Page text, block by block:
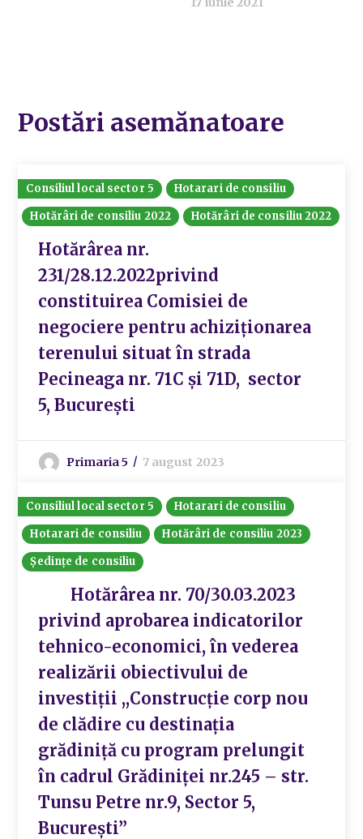
Postări asemănatoare
Consiliul local sector 5
Hotarari de consiliu
Hotărâri de consiliu 2022
Hotărâri de consiliu 2022
Hotărârea nr.
231/28.12.2022privind
constituirea Comisiei de
negociere pentru achiziționarea
terenului situat în strada
Pecineaga nr. 71C și 71D, sector
5, București
Primaria 5 7 august 2023
Consiliul local sector 5
Hotarari de consiliu
Hotarari de consiliu
Hotărâri de consiliu 2023
Ședințe de consiliu
Hotărârea nr. 70/30.03.2023
privind aprobarea indicatorilor
tehnico-economici, în vederea
realizării obiectivului de
investiții ,,Construcție corp nou
de clădire cu destinația
grădiniță cu program prelungit
în cadrul Grădiniței nr.245 – str.
Tunsu Petre nr.9, Sector 5,
București”